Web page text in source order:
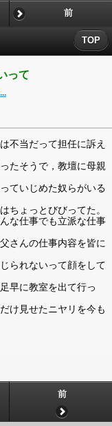
TOP
前
って
不当だって担任に訴え
たそうで，教壇に母親
ていじめた奴らがいる
ちょっとびびってた。
な仕事でも立派な仕事
さんの仕事内容を皆に
られないって顔をして
早に教室を出て行っ
け見せたニヤリを今も
前